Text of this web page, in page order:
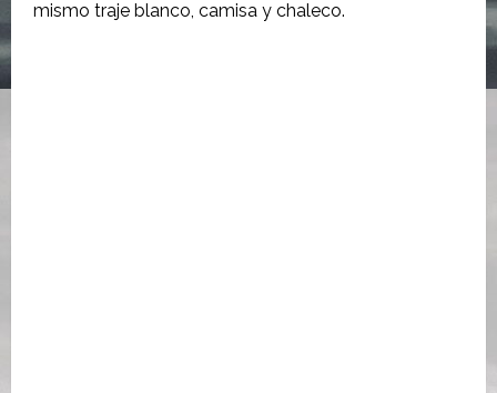
mismo traje blanco, camisa y chaleco.